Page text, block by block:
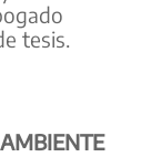
tesis.